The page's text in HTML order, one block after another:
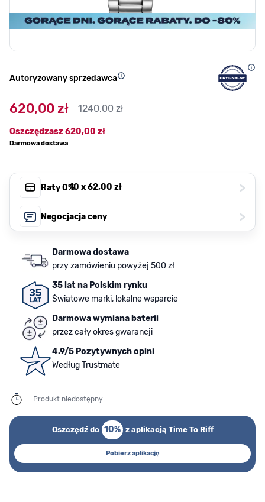
Autoryzowany sprzedawca
620,00 zł 1240,00 zł
Oszczędzasz620,00 zł
Darmowa dostawa
Raty 0%, 10 x62,00 zł >
Negocjacja ceny >
Darmowa dostawa
przy zamówieniu powyżej 500 zł
35 lat na Polskim rynku
Światowe marki, lokalne wsparcie
Darmowa wymiana baterii
przez cały okres gwarancji
4.9/5 Pozytywnych opini
Według Trustmate
Produkt niedostępny
Oszczędź do 10% z aplikacją Time To Riff
Pobierz aplikację